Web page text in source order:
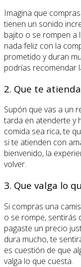
Imagina que
tienen un sonido
bajito o se rompen a
nada feliz con la
prometido y duran
podrías recomendar
2. Que te
Supón que vas a un
tarda en atenderte y
comida sea rica, te
si te atienden con
bienvenido, la
volver.
3. Que valga lo
Si compras una
o se rompe, sentirás
pagaste un precio
dura mucho, te
es cuestión de que
valga lo que cuesta.